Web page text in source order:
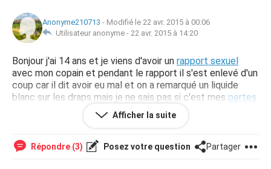
Anonyme210713 - Modifié le 22 avr. 2015 à 00:06
Utilisateur anonyme - 22 avr. 2015 à 14:20
Bonjour j'ai 14 ans et je viens d'avoir un rapport sexuel
avec mon copain et pendant le rapport il s'est enlevé d'un
coup car il dit avoir eu mal et on a remarqué un liquide
blanc sur les draps mais je ne sais pas si c'est mes pertes
ou si il a éjaculer mais il dis que non.
Mes règles ce sont terminés il y 2 jours
Afficher la suite
Répondre (3) Posez votre question Partager